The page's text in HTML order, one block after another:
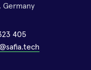
Germany
405